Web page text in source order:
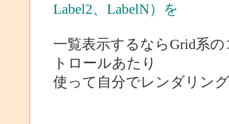
Label2、LabelN）を
一覧表示するならGrid系
トロールあたり
使って自分でレンダリン